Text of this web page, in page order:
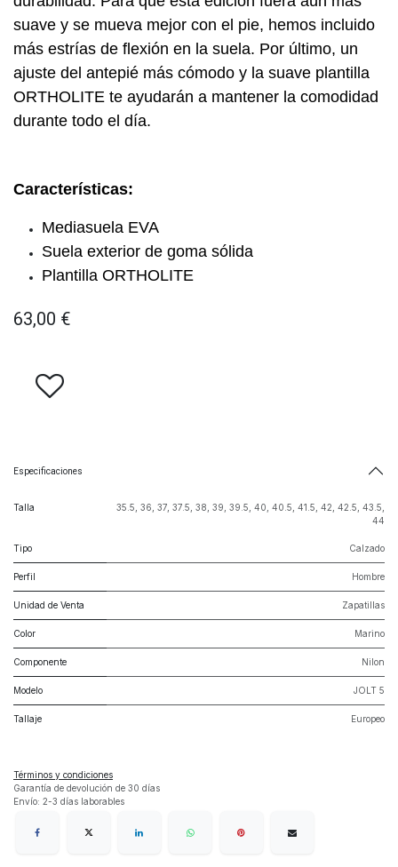
suave y se mueva mejor con el pie, hemos incluido
más estrías de flexión en la suela. Por último, un
ajuste del antepié más cómodo y la suave plantilla
ORTHOLITE te ayudarán a mantener la comodidad
durante todo el día.
Características:
Mediasuela EVA
Suela exterior de goma sólida
Plantilla ORTHOLITE
63,00 €
Especificaciones
Talla 35.5 36 37 37.5 38 39 39.5 40 40.5 41.5 42 42.5 43.5
44
Tipo Calzado
Perfil Hombre
Unidad de Venta Zapatillas
Color Marino
Componente Nilon
Modelo JOLT 5
Tallaje Europeo
Términos y condiciones
Garantía de devolución de 30 días
Envío: 2-3 días laborables